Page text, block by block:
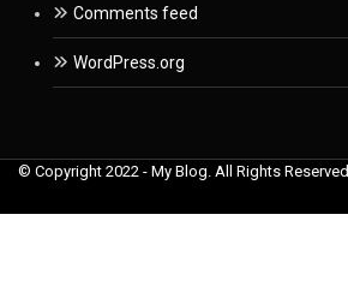
Comments feed
WordPress.org
© Copyright 2022 - My Blog. All Rights Reserved